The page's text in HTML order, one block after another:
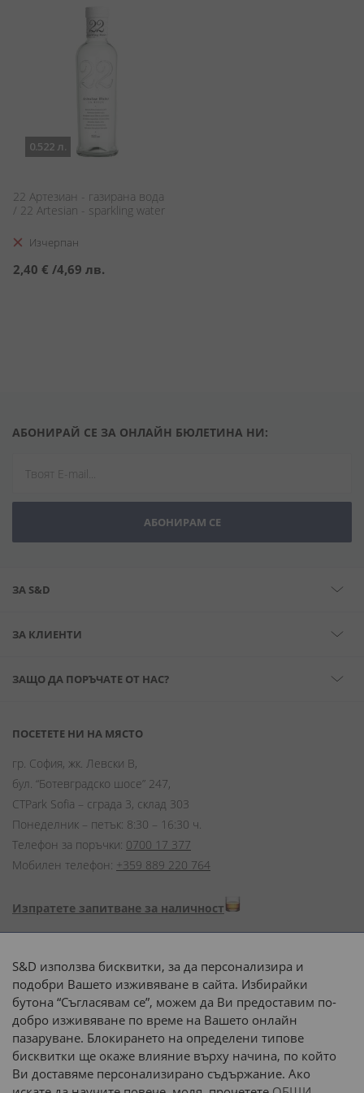
0.522 л.
22 Артезиан - газирана вода
/ 22 Artesian - sparkling water
Изчерпан
2,40 € /4,69 лв.
АБОНИРАЙ СЕ ЗА ОНЛАЙН БЮЛЕТИНА НИ:
АБОНИРАМ СЕ
ЗА S&D
ЗА КЛИЕНТИ
ЗАЩО ДА ПОРЪЧАТЕ ОТ НАС?
ПОСЕТЕТЕ НИ НА МЯСТО
гр. София, жк. Левски В,
бул. “Ботевградско шосе” 247,
CTPark Sofia – сграда 3, склад 303
Понеделник – петък: 8:30 – 16:30 ч.
Телефон за поръчки: 0700 17 377
Мобилен телефон: +359 889 220 764
Изпратете запитване за наличност
Начини на плащане:
Доставка до адрес с:
или
наш транспорт
S&D използва бисквитки, за да персонализира и
подобри Вашето изживяване в сайта. Избирайки
бутона “Съгласявам се”, можем да Ви предоставим по-
добро изживяване по време на Вашето онлайн
пазаруване. Блокирането на определени типове
бисквитки ще окаже влияние върху начина, по който
Ви доставяме персонализирано съдържание. Ако